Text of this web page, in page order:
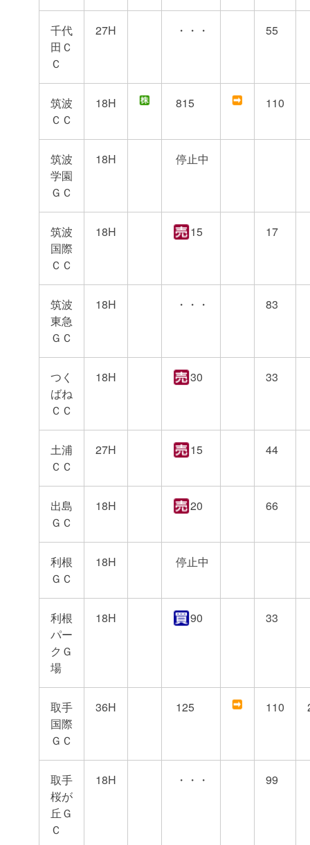
千代
田Ｃ
Ｃ
27H ・・・ 55
筑波
ＣＣ
18H 815 110
筑波
学園
ＧＣ
18H 停止中
筑波
国際
ＣＣ
18H 15 17
筑波
東急
ＧＣ
18H ・・・ 83
つく
ばね
ＣＣ
18H 30 33
土浦
ＣＣ
27H 15 44
出島
ＧＣ
18H 20 66
利根
ＧＣ
18H 停止中
利根
パー
クＧ
場
18H 90 33
取手
国際
ＧＣ
36H 125 110
取手
桜が
丘Ｇ
Ｃ
18H ・・・ 99